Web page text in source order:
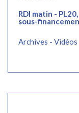
RDI matin -
sous-
Archives - Vidéos